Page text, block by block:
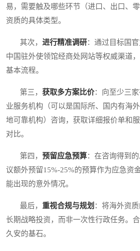
易，需要触及哪些环节（进口、出口、
资质的具体类型。
其次， 进行精准调研：通过目标国
中国驻外使领馆经商处网站等权威渠道
基本流程。
第三， 获取多方案比价：向至少三
业服务机构（可以是国际所、国内有海
地可靠机构）咨询，获取详细报价单和
对比。
第四， 预留应急预算：在咨询得到
议额外预留15%-25%的预算作为应急资
能出现的意外情况。
最后， 重视合规与规划 ：将海外资
长期战略投资，而非一次性行政任务。
久安的基石。